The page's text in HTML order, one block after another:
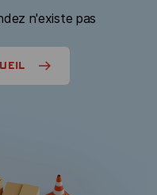
n'existe pas